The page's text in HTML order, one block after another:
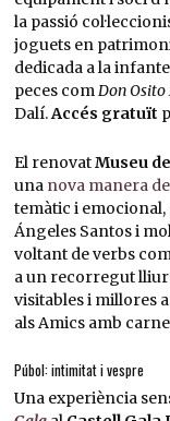
la passió
joguets en
dedicada a la
peces comDon
Dalí.Accés gratuït
El renovatMuseu
una nova manera
temàtic i emocional,
Ángeles Santos i
voltant de verbs
a un recorregut
visitables i millores
als Amics amb
Púbol: intimitat i vespre
Una experiència